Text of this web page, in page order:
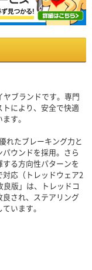
ブランドです。専門
により、安全で快適
す。
れたブレーキング力と
ウンドを採用。さら
る方向性パターンを
応（トレッドウェア2
版」は、トレッドコ
され、ステアリング
います。